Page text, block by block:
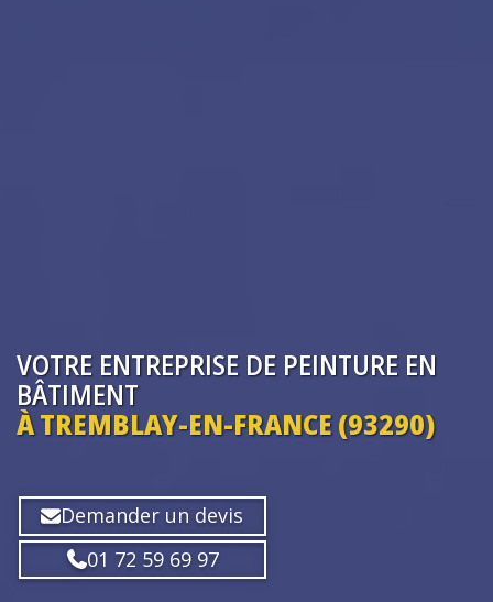
VOTRE ENTREPRISE DE PEINTURE EN
BÂTIMENT
À TREMBLAY-EN-FRANCE (93290)
Demander un devis
01 72 59 69 97